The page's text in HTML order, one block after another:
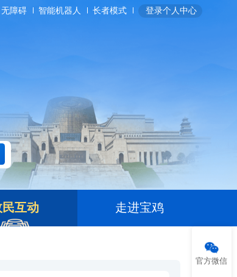
无障碍 智能机器人 长者模式 登录个人中心
民互动 走进宝鸡
官方微信